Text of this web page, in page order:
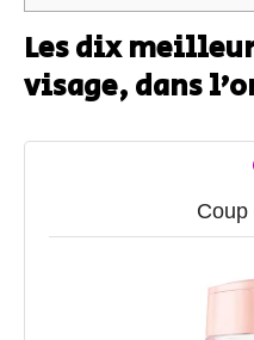
Les dix
visage, dans
Coup